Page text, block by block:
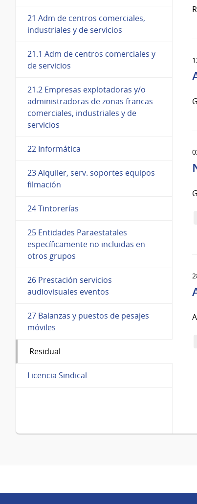
21 Adm de centros comerciales,
industriales y de servicios
21.1 Adm de centros comerciales y
de servicios
21.2 Empresas explotadoras y/o
administradoras de zonas francas
comerciales, industriales y de
servicios
22 Informática
23 Alquiler, serv. soportes equipos
filmación
24 Tintorerías
25 Entidades Paraestatales
específicamente no incluidas en
otros grupos
26 Prestación servicios
audiovisuales eventos
27 Balanzas y puestos de pesajes
móviles
Residual
Licencia Sindical